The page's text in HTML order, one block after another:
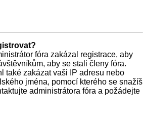
fóra zakázal registrace, aby
aby se stali členy fóra.
také zakázat vaši IP adresu nebo
jména, pomocí kterého se snažíš
administrátora fóra a požádejte